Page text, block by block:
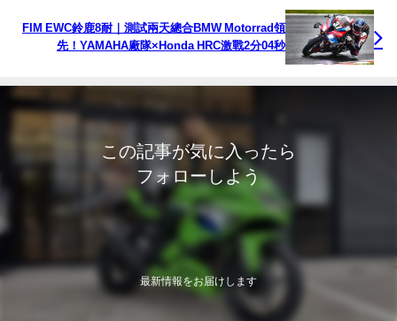
FIM EWC鈴鹿8耐｜測試兩天總合BMW Motorrad領
先！YAMAHA廠隊×Honda HRC激戰2分04秒
この記事が気に入ったら
フォローしよう
最新情報をお届けします